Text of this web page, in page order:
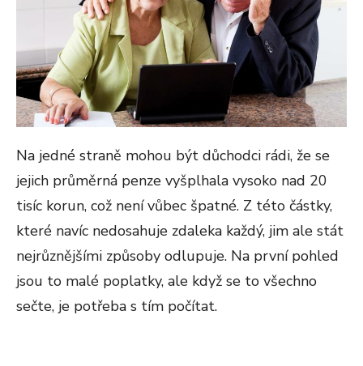
Na jedné straně mohou být důchodci rádi, že se
jejich průměrná penze vyšplhala vysoko nad 20
tisíc korun, což není vůbec špatné. Z této částky,
které navíc nedosahuje zdaleka každý, jim ale stát
nejrůznějšími způsoby odlupuje. Na první pohled
jsou to malé poplatky, ale když se to všechno
sečte, je potřeba s tím počítat.